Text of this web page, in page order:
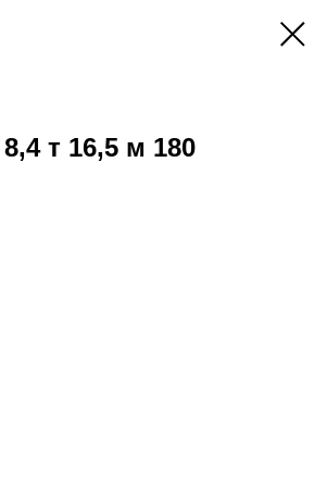
т 16,5 м 180